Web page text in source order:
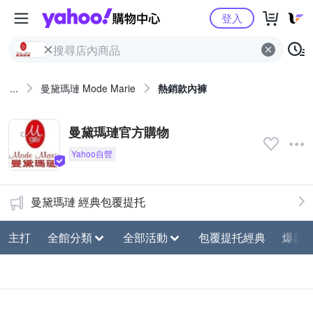
Yahoo購物中心
登入
... 曼黛瑪璉 Mode Marie 熱銷款內褲
曼黛瑪璉官方購物
曼黛瑪璉 經典包覆提托
主打 全館分類 全部活動 包覆提托經典 爆款